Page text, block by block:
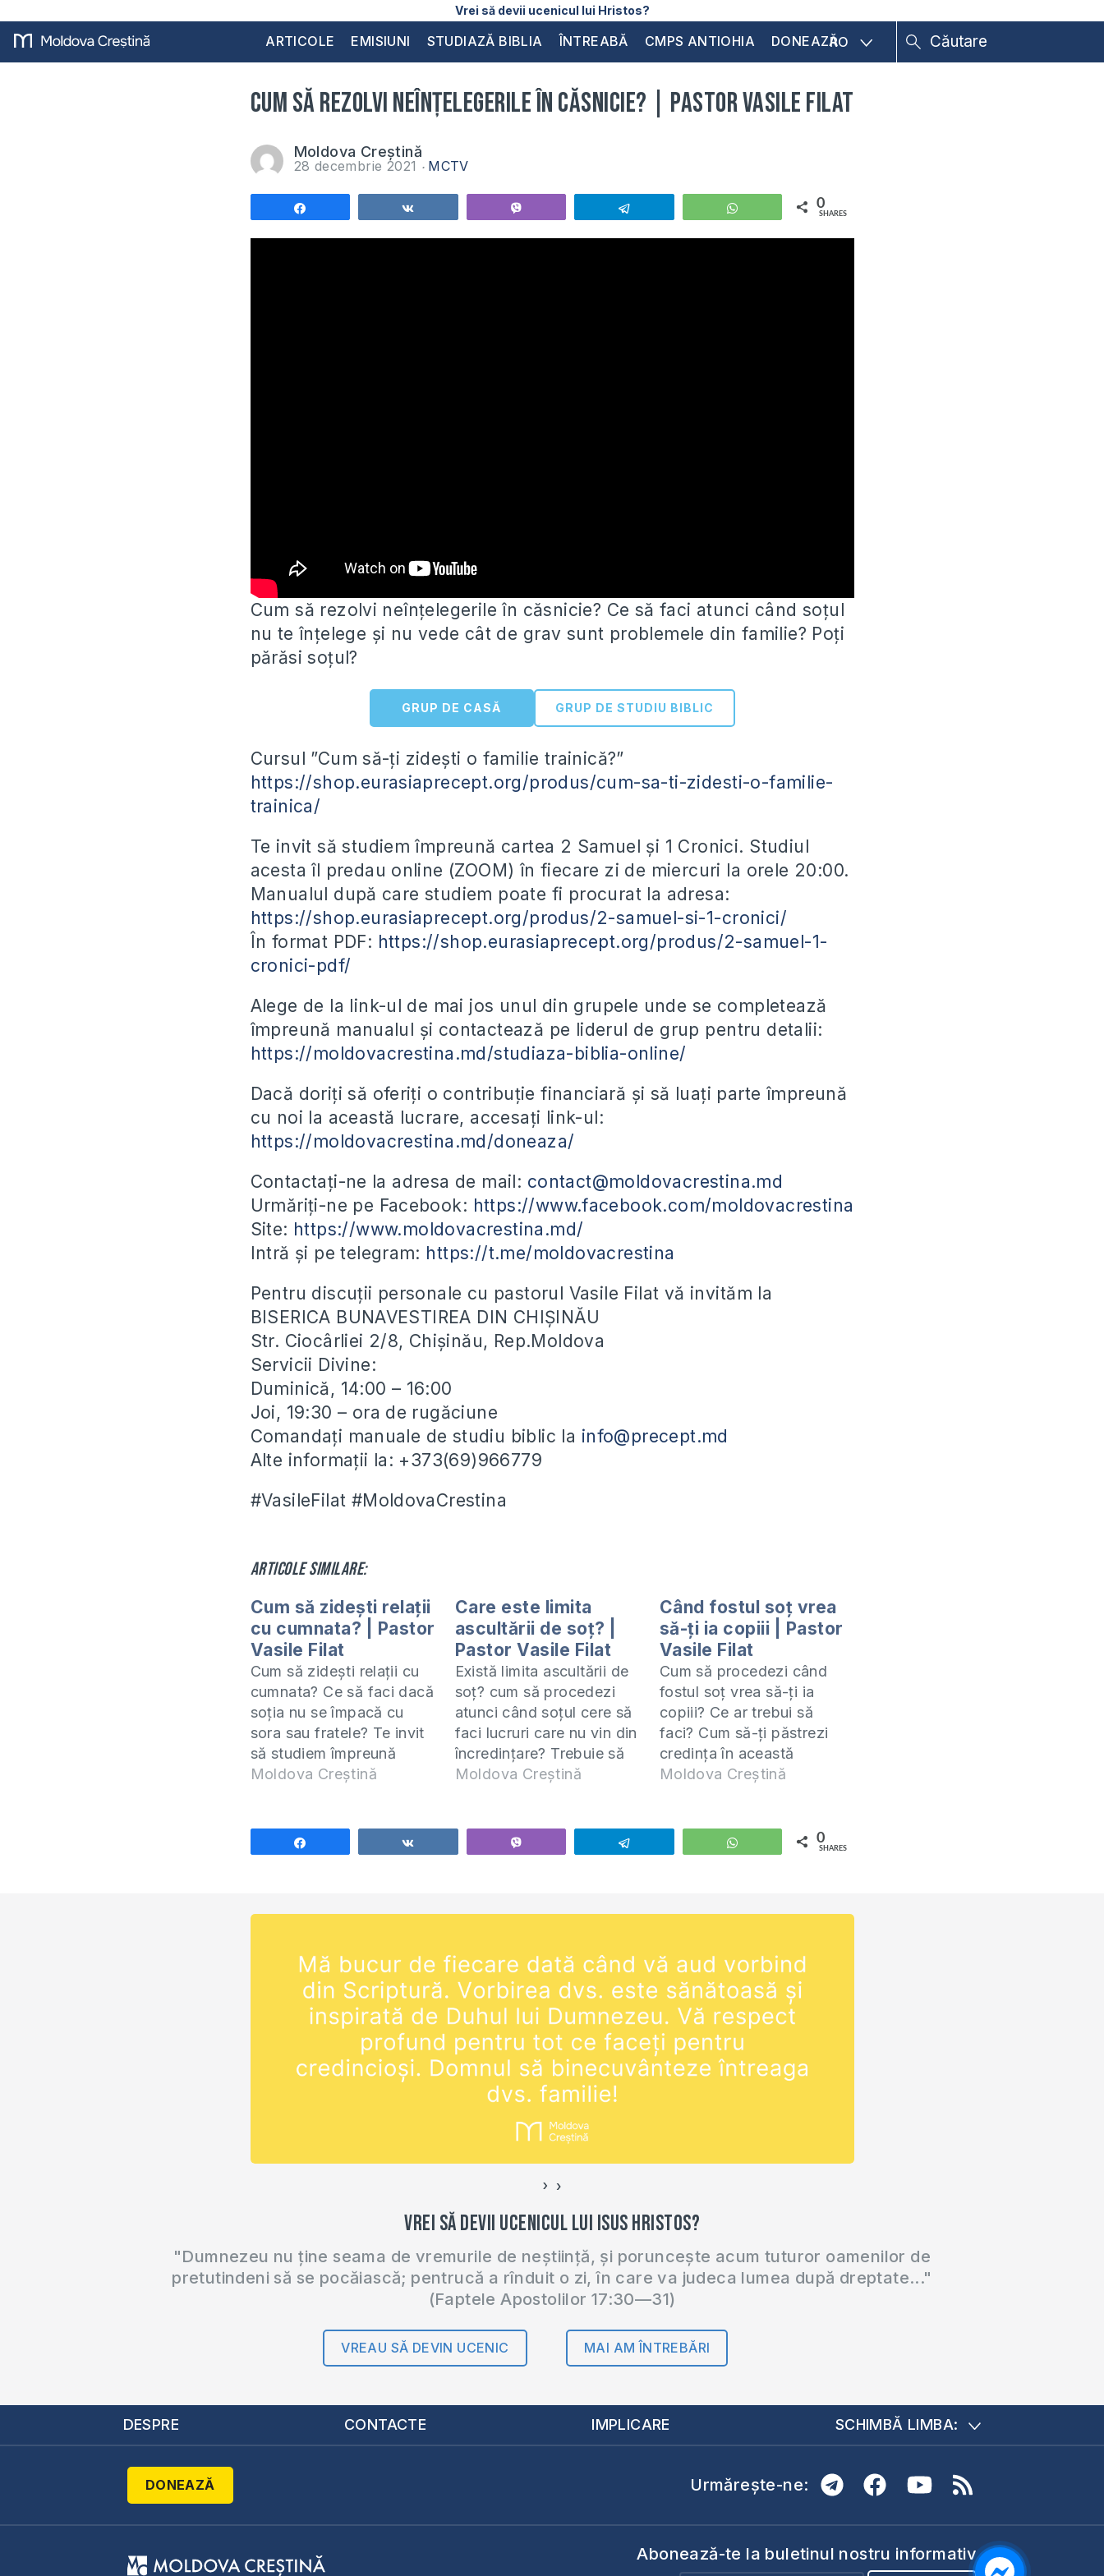
Vrei să devii ucenicul lui Hristos?
ARTICOLE EMISIUNI STUDIAZĂ BIBLIA ÎNTREABĂ CMPS ANTIOHIA DONEAZĂRO
Cum să rezolvi neînțelegerile în căsnicie? | Pastor Vasile Filat
Moldova Creștină
28 decembrie 2021 MCTV
WhatsApp 0
SHARES
Cum să rezolvi neînțelegerile în căsnicie? Ce să faci atunci când soțul
nu te înțelege și nu vede cât de grav sunt problemele din familie? Poți
părăsi soțul?
GRUP DE CASĂ GRUP DE STUDIU BIBLIC
Cursul ”Cum să-ți zidești o familie trainică?”
https://shop.eurasiaprecept.org/produs/cum-sa-ti-zidesti-o-familie-
trainica/
Te invit să studiem împreună cartea 2 Samuel și 1 Cronici. Studiul
acesta îl predau online (ZOOM) în fiecare zi de miercuri la orele 20:00.
Manualul după care studiem poate fi procurat la adresa:
https://shop.eurasiaprecept.org/produs/2-samuel-si-1-cronici/
În format PDF: https://shop.eurasiaprecept.org/produs/2-samuel-1-
cronici-pdf/
Alege de la link-ul de mai jos unul din grupele unde se completează
împreună manualul și contactează pe liderul de grup pentru detalii:
https://moldovacrestina.md/studiaza-biblia-online/
Dacă doriți să oferiți o contribuție financiară și să luați parte împreună
cu noi la această lucrare, accesați link-ul:
https://moldovacrestina.md/doneaza/
Contactați-ne la adresa de mail: contact@moldovacrestina.md
Urmăriți-ne pe Facebook: https://www.facebook.com/moldovacrestina
Site: https://www.moldovacrestina.md/
Intră și pe telegram: https://t.me/moldovacrestina
Pentru discuții personale cu pastorul Vasile Filat vă invităm la
BISERICA BUNAVESTIREA DIN CHIȘINĂU
Str. Ciocârliei 2/8, Chișinău, Rep.Moldova
Servicii Divine:
Duminică, 14:00 – 16:00
Joi, 19:30 – ora de rugăciune
Comandați manuale de studiu biblic la info@precept.md
Alte informații la: +373(69)966779
#VasileFilat #MoldovaCrestina
Articole similare:
Cum să zidești relații
cu cumnata? | Pastor
Vasile Filat
Cum să zidești relații cu
cumnata? Ce să faci dacă
soția nu se împacă cu
sora sau fratele? Te invit
să studiem împreună
cartea 2 Samuel și 1
fiecare zi de miercuri la
orele 20:00. Manualul
Moldova Creștină
Care este limita
ascultării de soț? |
Pastor Vasile Filat
Există limita ascultării de
soț? cum să procedezi
atunci când soțul cere să
faci lucruri care nu vin din
încredințare? Trebuie să
asculți de soț în această
care l-am dat în acest
video. Manualul ”Cum să
sa-ti-zidesti-o-familie-
Moldova Creștină
Când fostul soț vrea
să-ți ia copiii | Pastor
Vasile Filat
Cum să procedezi când
fostul soț vrea să-ți ia
copiii? Ce ar trebui să
faci? Cum să-ți păstrezi
credința în această
situație? Te invit să
Studiul acesta îl predau
online (ZOOM) în fiecare
care…
Moldova Creștină
WhatsApp 0
SHARES
‹ ›
Vrei să devii ucenicul lui Isus Hristos?
"Dumnezeu nu ține seama de vremurile de neștiință, și poruncește acum tuturor oamenilor de
pretutindeni să se pocăiască; pentrucă a rînduit o zi, în care va judeca lumea după dreptate..."
(Faptele Apostolilor 17:30—31)
VREAU SĂ DEVIN UCENIC MAI AM ÎNTREBĂRI
DESPRE CONTACTE IMPLICARE SCHIMBĂ LIMBA:
DONEAZĂ Urmărește-ne:
Abonează-te la buletinul nostru informativ